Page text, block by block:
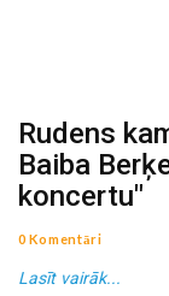
Rudens
Baiba
koncertu"
0 Komentāri
Lasīt vairāk...